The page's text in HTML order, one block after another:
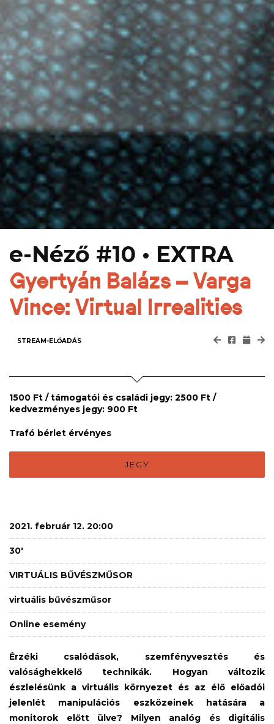
e-Néző #10 • EXTRA
Gyertyán Balázs – Varga
Vince: Virtual Irrealities
STREAM-ELŐADÁS
1500 Ft / támogatói és családi jegy: 2500 Ft /
kedvezményes jegy: 900 Ft
Trafó bérlet érvényes
JEGY
2021. február 12. 20:00
30'
VIRTUÁLIS BŰVÉSZMŰSOR
virtuális bűvészműsor
Online esemény
Érzéki csalódások, szemfényvesztés és
valósághekkelő technikák. Hogyan változik
észlelésünk a virtuális környezet és az élő előadói
jelenlét manipulációs eszközeinek hatására a
monitorok előtt ülve? Milyen analóg és digitális